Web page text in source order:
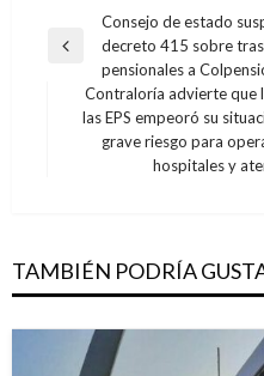
Navegación
de
entradas
Entrada
anterior
Consejo de estado
decreto 415 sobre
pensionales a
Entrada
Contraloría advierte que
las EPS empeoró su
grave riesgo para
hospitales y
TAMBIÉN PODRÍA